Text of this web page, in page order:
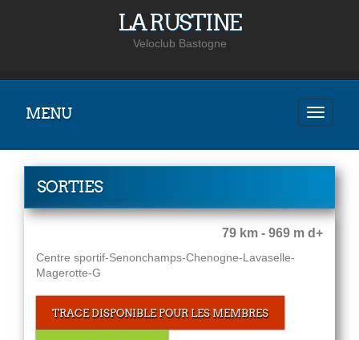
LA RUSTINE
Veloclub Bastogne
MENU
SORTIES
79 km - 969 m d+
Centre sportif-Senonchamps-Chenogne-Lavaselle-
Magerotte-G
TRACE DISPONIBLE POUR LES MEMBRES